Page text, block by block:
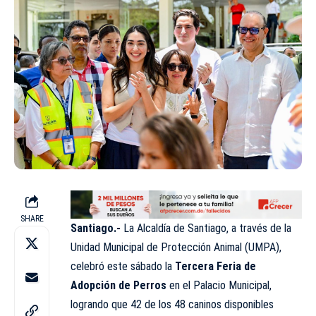
SHARE
Santiago.- La Alcaldía de Santiago, a través de la
Unidad Municipal de Protección Animal (UMPA),
celebró este sábado la Tercera Feria de
Adopción de Perros en el Palacio Municipal,
logrando que 42 de los 48 caninos disponibles